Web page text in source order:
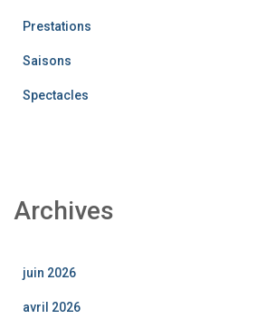
Prestations
Saisons
Spectacles
Archives
juin 2026
avril 2026